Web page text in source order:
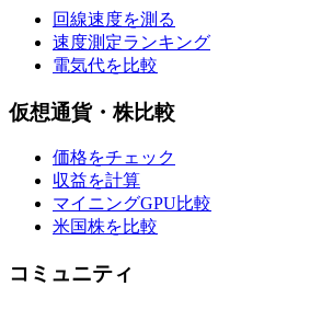
回線速度を測る
速度測定ランキング
電気代を比較
仮想通貨・株比較
価格をチェック
収益を計算
マイニングGPU比較
米国株を比較
コミュニティ